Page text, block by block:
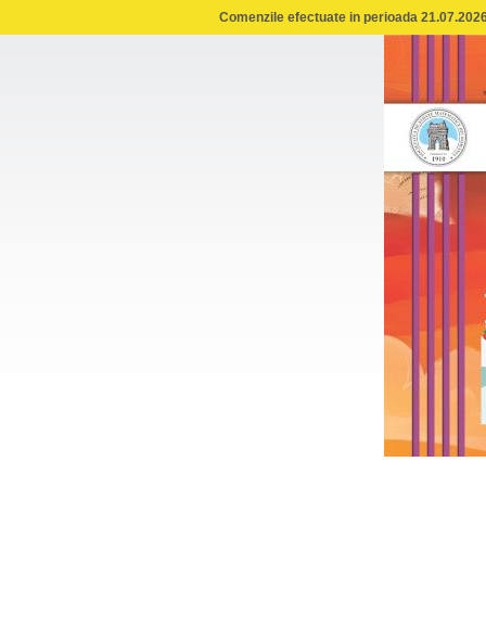
Comenzile efectuate in perioada